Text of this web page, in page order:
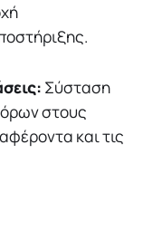
Σύσταση
στους
και τις